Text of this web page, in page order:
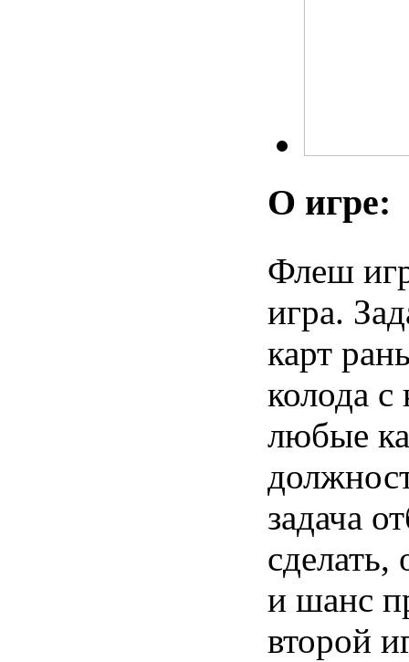
О игре:
Флеш
игра.
карт
колода с
любые
задача
сделать,
и шанс
второй